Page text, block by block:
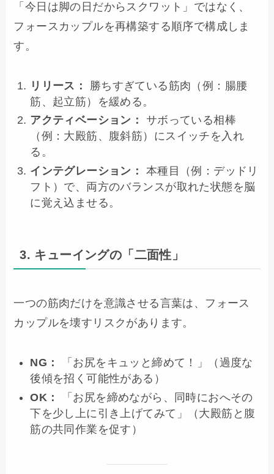
「今日は脚の日だからスクワット」ではなく、
フォースカップルを再構築する順序で構成しま
す。
リリース：
勝ちすぎている筋肉（例：腸腰
筋、起立筋）を緩める。
アクティベーション：
サボっている相棒
（例：大殿筋、腹斜筋）にスイッチを入れ
る。
インテグレーション：
本種目（例：デッドリ
フト）で、両方のバランスが取れた状態を脳
に覚え込ませる。
3. キューイングの「二面性」
一つの筋肉だけを意識させる言葉は、フォース
カップルを壊すリスクがあります。
NG：
「お尻をキュッと締めて！」（過度な
後傾を招く可能性がある）
OK：
「お尻を締めながら、同時におへその
下を少し上に引き上げてみて」（大殿筋と腹
筋の共同作業を促す）